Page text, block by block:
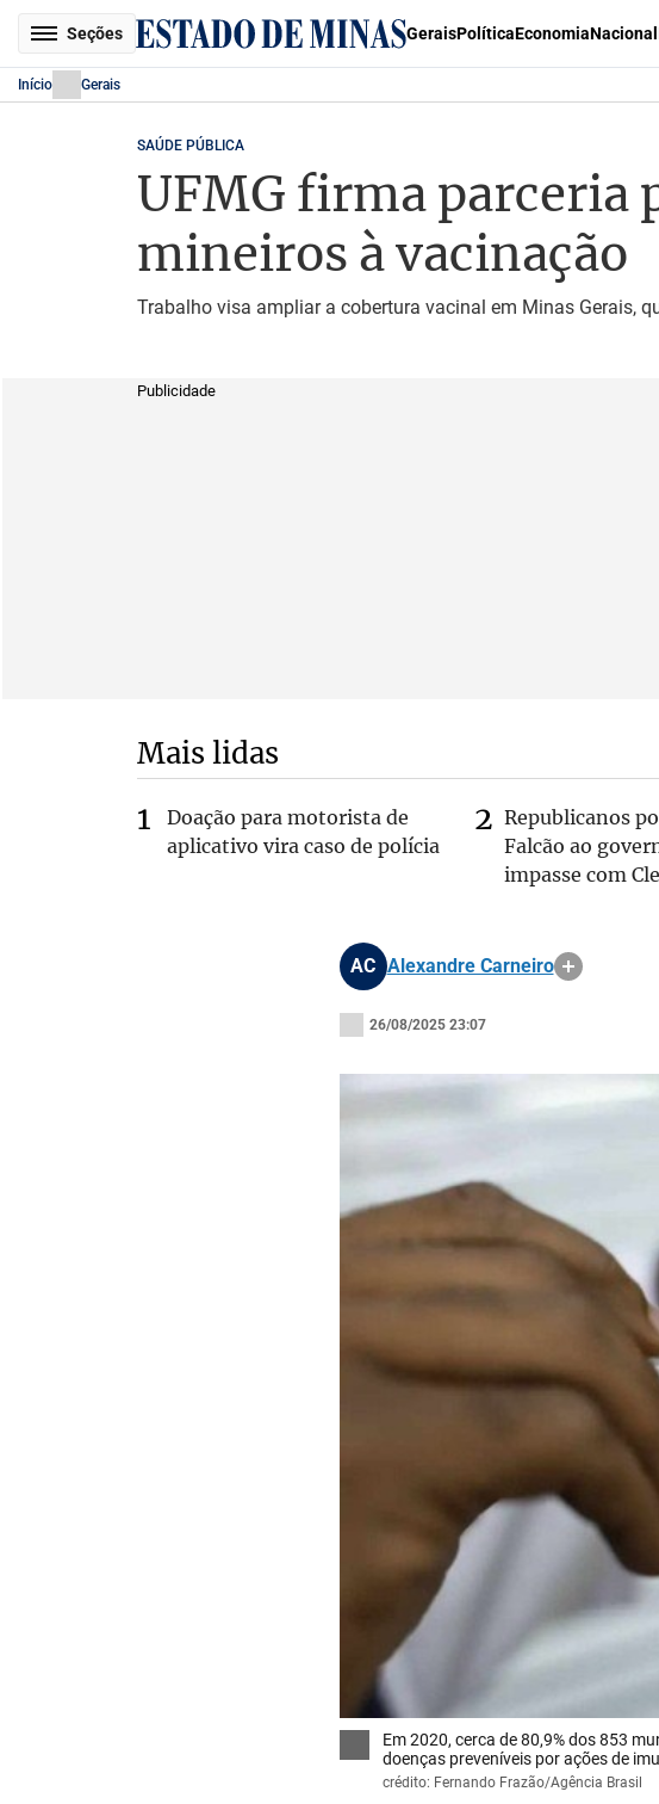
Seções GeraisPolíticaEconomiaNacional
Início Gerais
SAÚDE PÚBLICA
UFMG firma parceria
mineiros à vacinação
Trabalho visa ampliar a cobertura vacinal em Minas Gerais,
Publicidade
Mais lidas
Doação para motorista de
aplicativo vira caso de polícia
Republicanos
Falcão ao
impasse com
AC Alexandre Carneiro
26/08/2025 23:07
Em 2020, cerca de 80,9% dos 853
doenças preveníveis por ações de
crédito: Fernando Frazão/Agência Brasil